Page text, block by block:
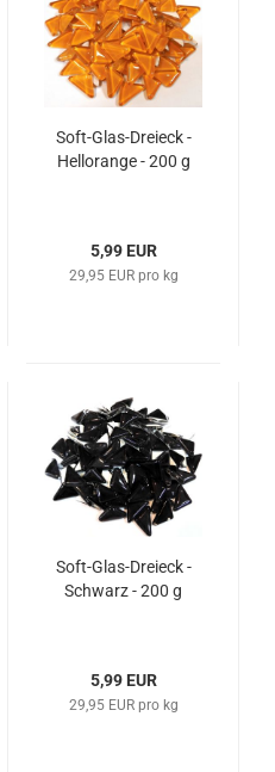
Soft-Glas-Dreieck -
Hellorange - 200 g
5,99 EUR
29,95 EUR pro kg
Soft-Glas-Dreieck -
Schwarz - 200 g
5,99 EUR
29,95 EUR pro kg